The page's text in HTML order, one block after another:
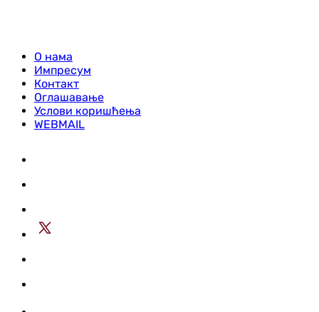
О нама
Импресум
Контакт
Оглашавање
Услови коришћења
WEBMAIL